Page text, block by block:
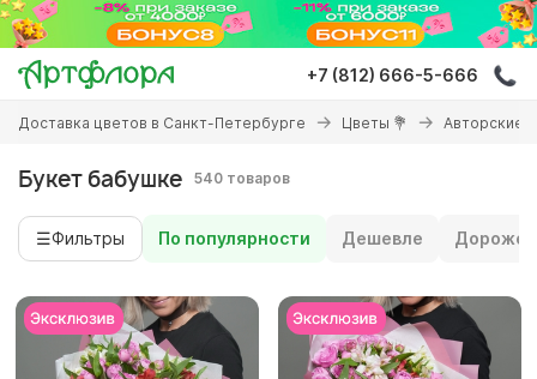
Перейти
основному
содержанию
+7 (812) 666-5-666
Вы
здесь
Доставка цветов в Санкт-Петербурге Цветы 💐 Авторские
Букет бабушке 540 товаров
☰Фильтры По популярности Дешевле Дороже